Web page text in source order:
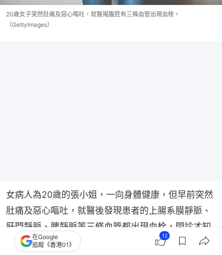
20歲女子突然肚痛及惡心嘔吐，就醫揭腹腔有三條血管出現血栓。
（GettyImages）
女病人為20歲的張小姐，一向身體健康，但早前突然
肚痛及惡心嘔吐，就醫後發現患者的上腸系膜靜脈、
肝門靜脈、脾靜脈等三條血管都出現血栓，問診才知
她長期服用避孕藥，加上有血栓家族史，須緊急做手
在Google
追蹤《香港01》
12